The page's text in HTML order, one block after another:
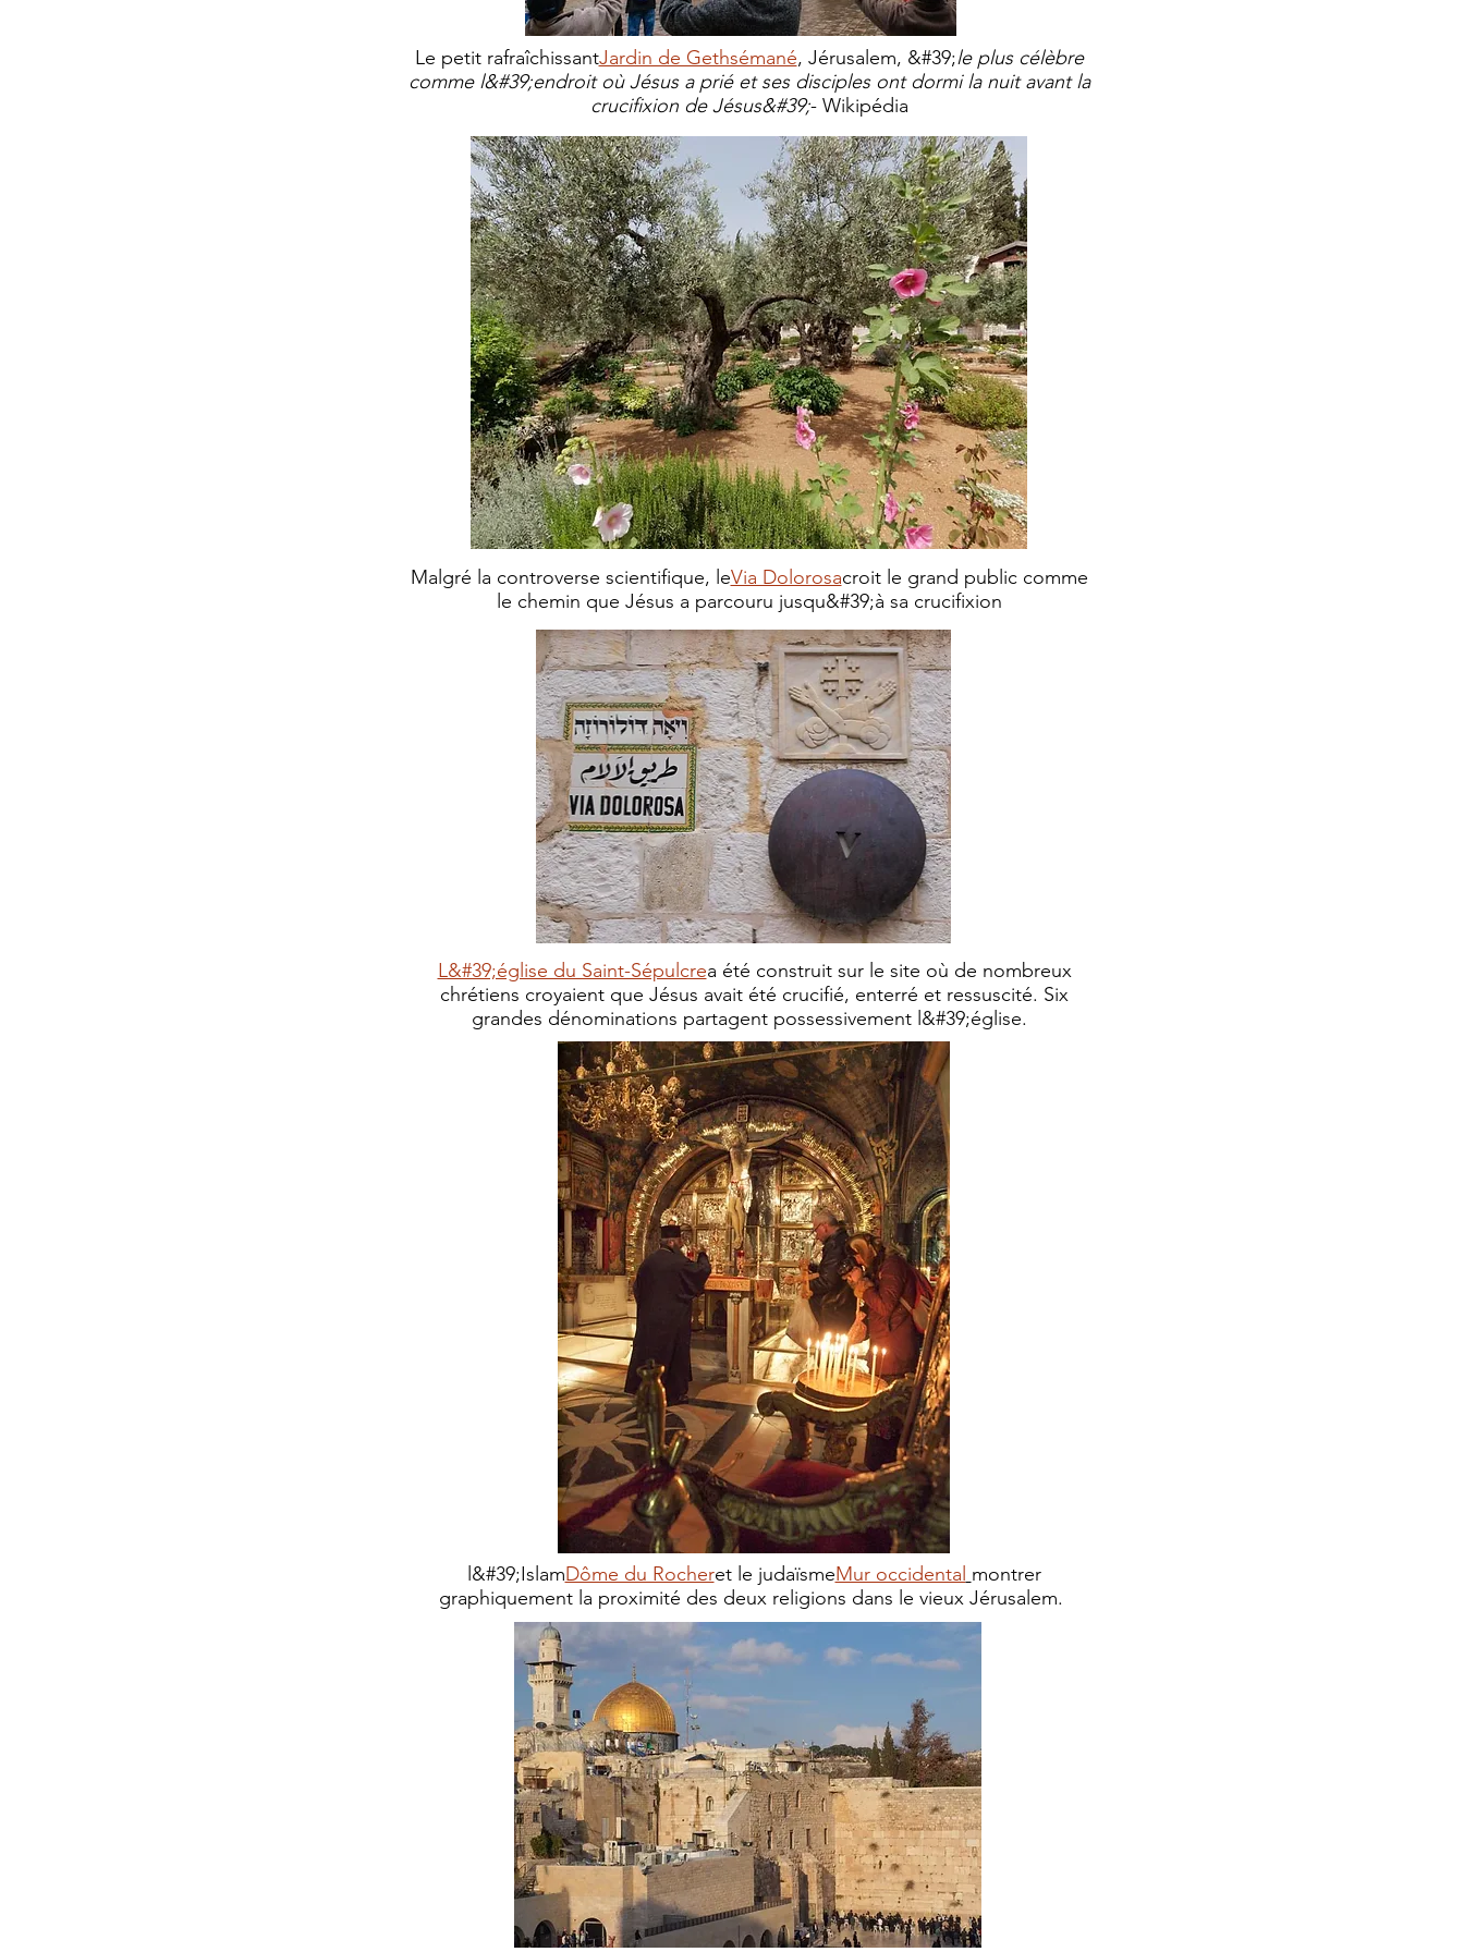
Le petit rafraîchissantJardin de Gethsémané, Jérusalem, &#39;le plus célèbre
comme l&#39;endroit où Jésus a prié et ses disciples ont dormi la nuit avant la
crucifixion de Jésus&#39;- Wikipédia
Malgré la controverse scientifique, leVia Dolorosacroit le grand public comme
le chemin que Jésus a parcouru jusqu&#39;à sa crucifixion
L&#39;église du Saint-Sépulcrea été construit sur le site où de nombreux
chrétiens croyaient que Jésus avait été crucifié, enterré et ressuscité. Six
grandes dénominations partagent possessivement l&#39;église.
l&#39;IslamDôme du Rocheret le judaïsmeMur occidental montrer
graphiquement la proximité des deux religions dans le vieux Jérusalem.